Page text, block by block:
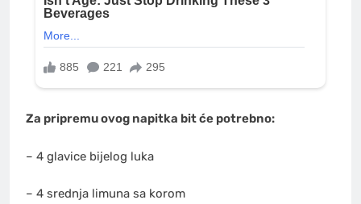
Za pripremu ovog napitka bit će potrebno:
– 4 glavice bijelog luka
– 4 srednja limuna sa korom